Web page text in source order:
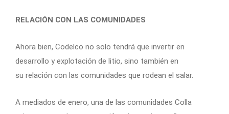
RELACIÓN CON LAS COMUNIDADES
Ahora bien, Codelco no solo tendrá que invertir en
desarrollo y explotación de litio, sino también en
su relación con las comunidades que rodean el salar.
A mediados de enero, una de las comunidades Colla